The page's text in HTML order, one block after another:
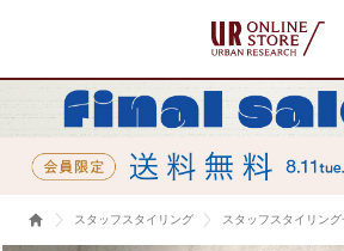
スタッフスタイリング スタッフスタイリング